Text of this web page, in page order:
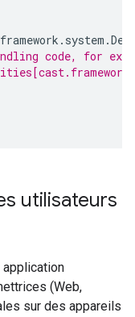
framework . system .
code, for
utilisateurs
application
(Web,
sur des appareils